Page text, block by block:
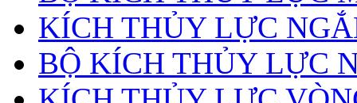
KÍCH THỦY LỰC
BỘ KÍCH THỦY LỰC